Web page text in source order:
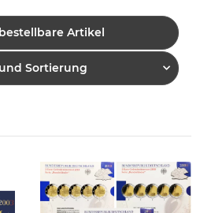
Artikel
Sortierung